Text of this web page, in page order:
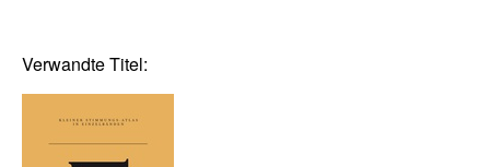
Verwandte Titel: